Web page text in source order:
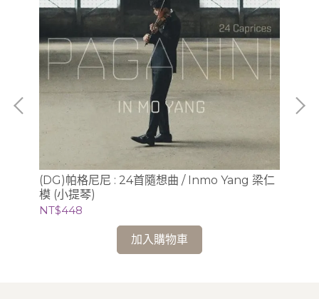
(DG)帕格尼尼 : 24首隨想曲 / Inmo Yang 梁仁
模 (小提琴)
NT$448
加入購物車